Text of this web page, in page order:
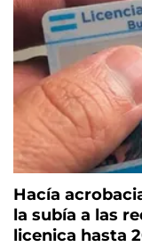
Hacía
la subía a las
licenica hasta